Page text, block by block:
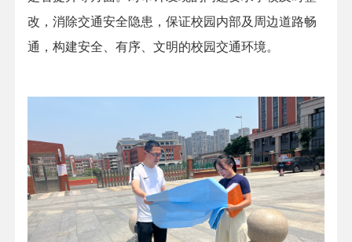
改，消除交通安全隐患，保证校园内部及周边道路畅
通，构建安全、有序、文明的校园交通环境。